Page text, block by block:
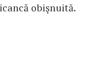
obişnuită.